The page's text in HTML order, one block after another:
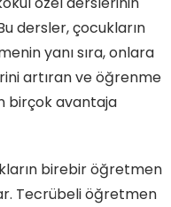
dersler, çocukların
yanı sıra, onlara
artıran ve öğrenme
birçok avantaja
birebir öğretmen
Tecrübeli öğretmen